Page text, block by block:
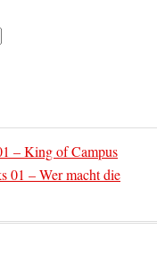
– King of Campus
01 – Wer macht die